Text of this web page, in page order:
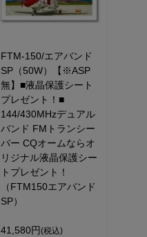
FTM-150/エアバンド
SP（50W）【※ASP
無】■液晶保護シート
プレゼント！■
144/430MHzデュアル
バンド FMトランシー
バー CQオームならオ
リジナル液晶保護シー
トプレゼント！
（FTM150エアバンド
SP）
41,580円 (税込)